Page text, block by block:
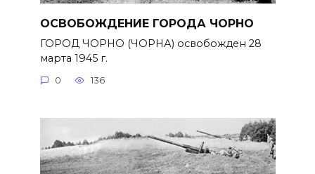
ОСВОБОЖДЕНИЕ ГОРОДА ЧОРНО
ГОРОД ЧОРНО (ЧОРНА) освобожден 28
марта 1945 г.
0 136